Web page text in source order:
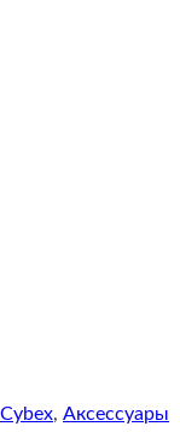
Cybex, Аксессуары